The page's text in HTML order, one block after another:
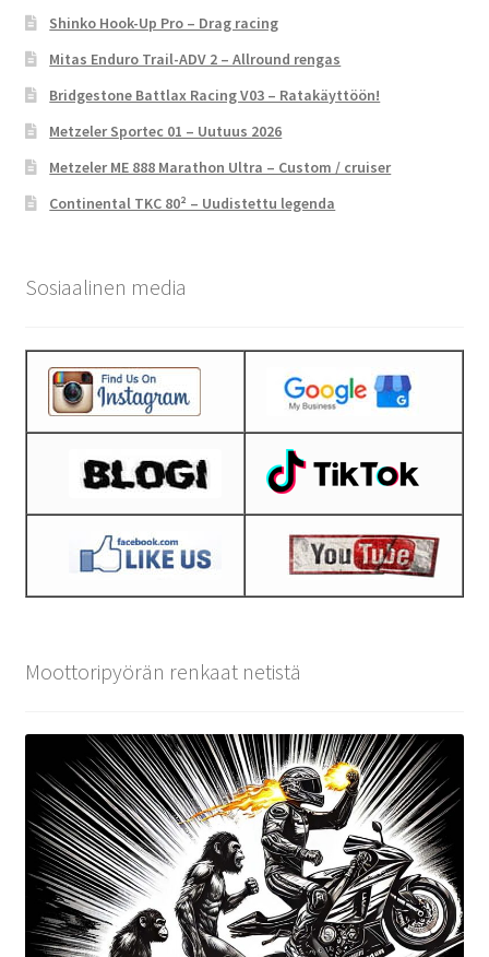
Shinko Hook-Up Pro – Drag racing
Mitas Enduro Trail-ADV 2 – Allround rengas
Bridgestone Battlax Racing V03 – Ratakäyttöön!
Metzeler Sportec 01 – Uutuus 2026
Metzeler ME 888 Marathon Ultra – Custom / cruiser
Continental TKC 80² – Uudistettu legenda
Sosiaalinen media
Moottoripyörän renkaat netistä